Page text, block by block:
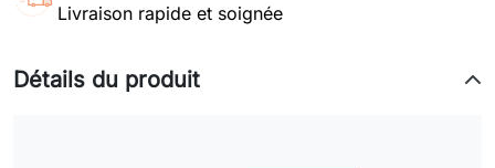
Livraison rapide et soignée
Détails du produit